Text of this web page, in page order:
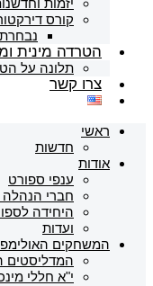
יזמות
קורס
הטרדה מינית
תלונה על
צרו קשר
ראשי
חדשות
אודות
ענפי ספורט
חברי הנהלה
היחידה
ועדות
המשחקים
המדליסטים
י"א חללי